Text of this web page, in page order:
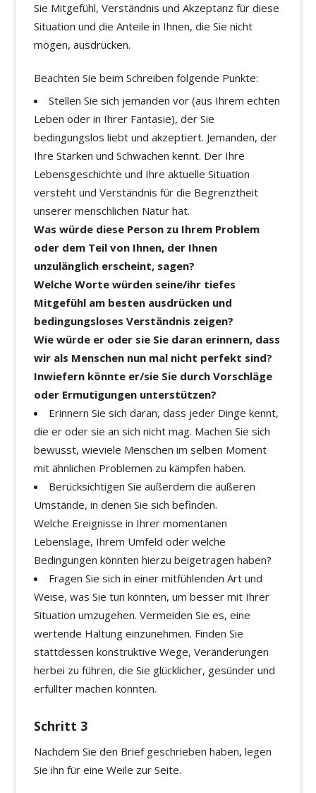
Sie Mitgefühl, Verständnis und Akzeptanz für diese
Situation und die Anteile in Ihnen, die Sie nicht
mögen, ausdrücken.
Beachten Sie beim Schreiben folgende Punkte:
Stellen Sie sich jemanden vor (aus Ihrem echten
Leben oder in Ihrer Fantasie), der Sie
bedingungslos liebt und akzeptiert. Jemanden, der
Ihre Stärken und Schwächen kennt. Der Ihre
Lebensgeschichte und Ihre aktuelle Situation
versteht und Verständnis für die Begrenztheit
unserer menschlichen Natur hat.
Was würde diese Person zu Ihrem Problem
oder dem Teil von Ihnen, der Ihnen
unzulänglich erscheint, sagen?
Welche Worte würden seine/ihr tiefes
Mitgefühl am besten ausdrücken und
bedingungsloses Verständnis zeigen?
Wie würde er oder sie Sie daran erinnern, dass
wir als Menschen nun mal nicht perfekt sind?
Inwiefern könnte er/sie Sie durch Vorschläge
oder Ermutigungen unterstützen?
Erinnern Sie sich daran, dass jeder Dinge kennt,
die er oder sie an sich nicht mag. Machen Sie sich
bewusst, wieviele Menschen im selben Moment
mit ähnlichen Problemen zu kämpfen haben.
Berücksichtigen Sie außerdem die äußeren
Umstände, in denen Sie sich befinden.
Welche Ereignisse in Ihrer momentanen
Lebenslage, Ihrem Umfeld oder welche
Bedingungen könnten hierzu beigetragen haben?
Fragen Sie sich in einer mitfühlenden Art und
Weise, was Sie tun könnten, um besser mit Ihrer
Situation umzugehen. Vermeiden Sie es, eine
wertende Haltung einzunehmen. Finden Sie
stattdessen konstruktive Wege, Veränderungen
herbei zu führen, die Sie glücklicher, gesünder und
erfüllter machen könnten.
Schritt 3
Nachdem Sie den Brief geschrieben haben, legen
Sie ihn für eine Weile zur Seite.